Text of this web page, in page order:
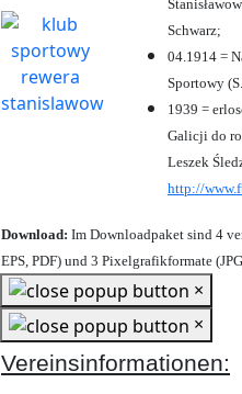
Schwarz;
04.1914 =
Sportowy
1939 =
Galicji do
Leszek
http://
Download: Im Downloadpaket sind 4
EPS, PDF) und 3 Pixelgrafikformate
×
×
Vereinsinformationen: